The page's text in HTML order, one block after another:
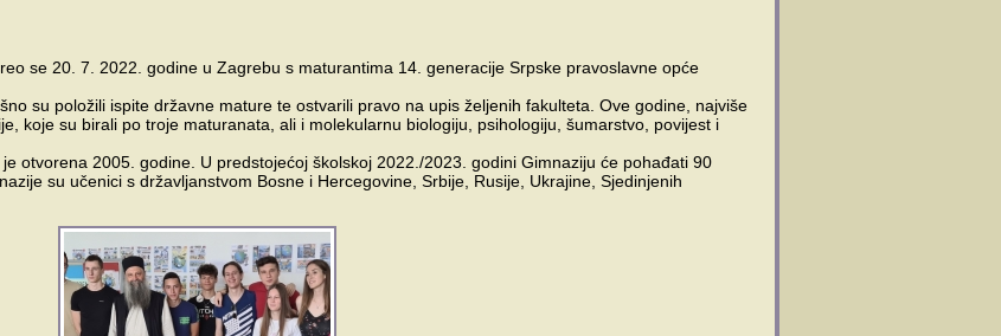
se 20. 7. 2022. godine u Zagrebu s maturantima 14. generacije Srpske pravoslavne opće
su položili ispite državne mature te ostvarili pravo na upis željenih fakulteta. Ove godine, najviše
koje su birali po troje maturanata, ali i molekularnu biologiju, psihologiju, šumarstvo, povijest i
otvorena 2005. godine. U predstojećoj školskoj 2022./2023. godini Gimnaziju će pohađati 90
su učenici s državljanstvom Bosne i Hercegovine, Srbije, Rusije, Ukrajine, Sjedinjenih